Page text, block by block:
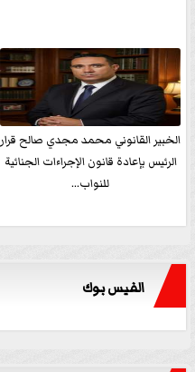
الخبير القانوني محمد مجدي صالح قرار
الرئيس بإعادة قانون الإجراءات الجنائية
للنواب...
الفيس بوك